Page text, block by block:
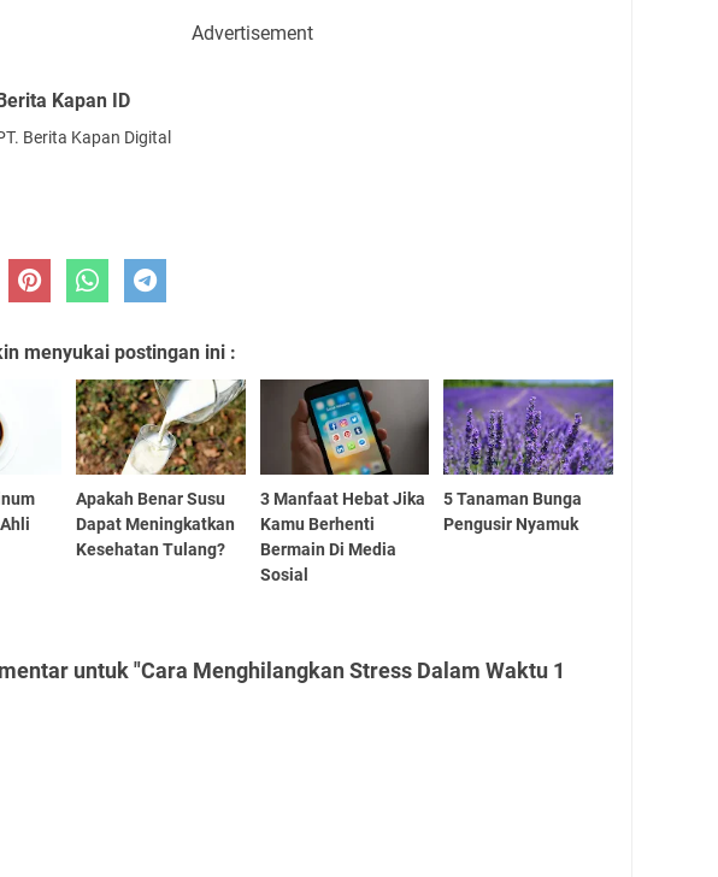
Advertisement
Kapan ID
Berita Kapan Digital
menyukai postingan ini :
Apakah Benar Susu
Dapat Meningkatkan
Kesehatan Tulang?
3 Manfaat Hebat Jika
Kamu Berhenti
Bermain Di Media
Sosial
5 Tanaman Bunga
Pengusir Nyamuk
untuk "Cara Menghilangkan Stress Dalam Waktu 1